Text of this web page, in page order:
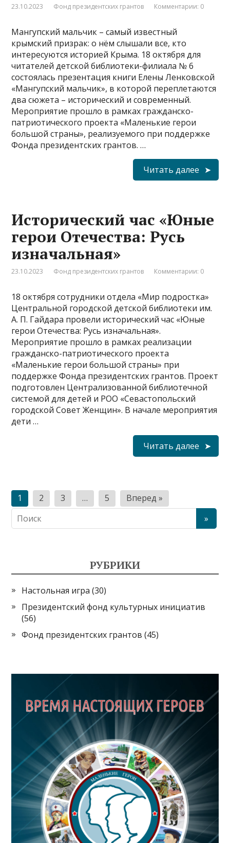
23.10.2023 Фонд президентских грантов Комментарии: 0
Мангупский мальчик – самый известный
крымский призрак: о нём слышали все, кто
интересуются историей Крыма. 18 октября для
читателей детской библиотеки-филиала № 6
состоялась презентация книги Елены Ленковской
«Мангупский мальчик», в которой переплетаются
два сюжета – исторический и современный.
Мероприятие прошло в рамках гражданско-
патриотического проекта «Маленькие герои
большой страны», реализуемого при поддержке
Фонда президентских грантов. …
Читать далее
Исторический час «Юные
герои Отечества: Русь
изначальная»
23.10.2023 Фонд президентских грантов Комментарии: 0
18 октября сотрудники отдела «Мир подростка»
Центральной городской детской библиотеки им.
А. П. Гайдара провели исторический час «Юные
герои Отечества: Русь изначальная».
Мероприятие прошло в рамках реализации
гражданско-патриотического проекта
«Маленькие герои большой страны» при
поддержке Фонда президентских грантов. Проект
подготовлен Централизованной библиотечной
системой для детей и РОО «Севастопольский
городской Совет Женщин». В начале мероприятия
дети …
Читать далее
Н
а
в
а
ц
и
я
п
и
я
м
1 2 3 … 5 Вперед »
РУБРИКИ
Настольная игра (30)
Президентский фонд культурных инициатив
(56)
Фонд президентских грантов (45)